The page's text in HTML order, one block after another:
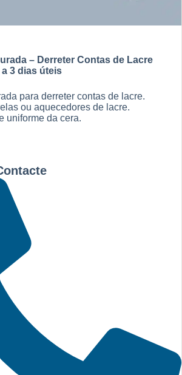
– Derreter Contas de Lacre
3 dias úteis
para derreter contas de lacre.
ou aquecedores de lacre.
uniforme da cera.